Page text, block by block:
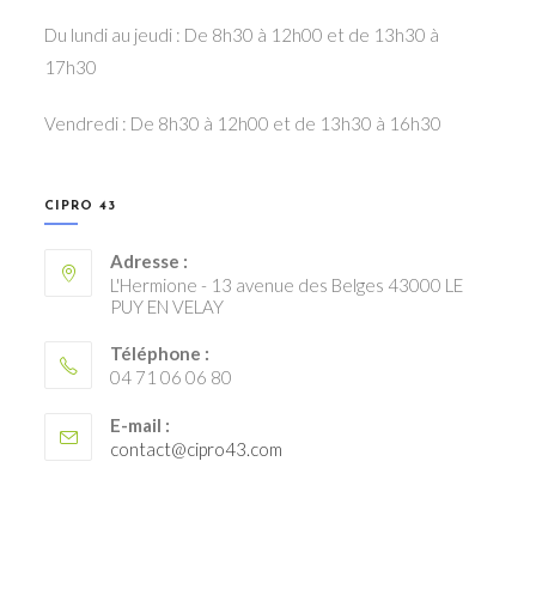
Du lundi au jeudi : De 8h30 à 12h00 et de 13h30 à
17h30
Vendredi : De 8h30 à 12h00 et de 13h30 à 16h30
CIPRO 43
Adresse :
L'Hermione - 13 avenue des Belges 43000 LE
PUY EN VELAY
Téléphone :
04 71 06 06 80
E-mail :
contact@cipro43.com